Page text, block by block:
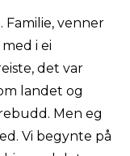
Familie, venner
i ei
det var
landet og
Men eg
Vi begynte på